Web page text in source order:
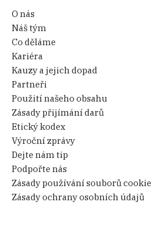
O nás
Náš tým
Co děláme
Kariéra
Kauzy a jejich dopad
Partneři
Použití našeho obsahu
Zásady přijímání darů
Etický kodex
Výroční zprávy
Dejte nám tip
Podpořte nás
Zásady používání souborů cookie
Zásady ochrany osobních údajů